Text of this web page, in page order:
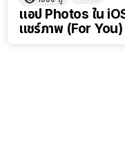
แอป Photos ใน
แชร์ภาพ (For You)